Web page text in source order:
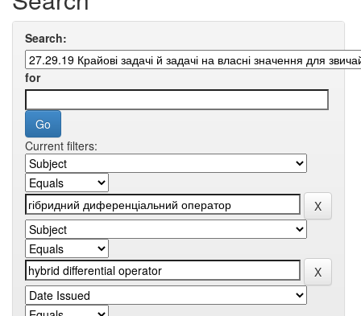
Search:
for
Current filters: